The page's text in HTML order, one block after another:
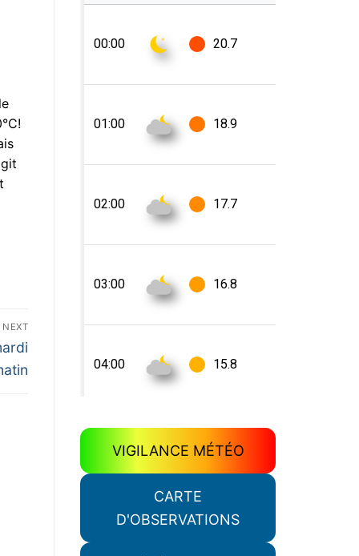
NEXT
VIGILANCE MÉTÉO
CARTE
D'OBSERVATIONS